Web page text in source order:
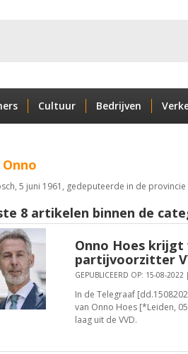
Cultuur Bedrijven
5 juni 1961, gedeputeerde in de
8 artikelen binnen de
Onno Hoes
partijvoorzitter
GEPUBLICEERD OP: 15-08-2022 |
In de Telegraaf
van Onno Hoes [*Leiden,
laag uit de VVD.